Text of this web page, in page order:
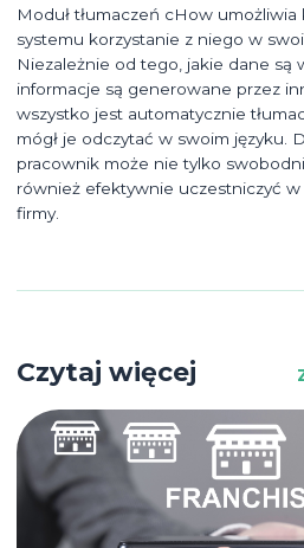
Moduł tłumaczeń cHow
systemu korzystanie z niego w
Niezależnie od tego, jakie dane są
informacje są generowane przez
wszystko jest automatycznie
mógł je odczytać w swoim języku.
pracownik może nie tylko
również efektywnie uczestniczyć
firmy.
Czytaj więcej